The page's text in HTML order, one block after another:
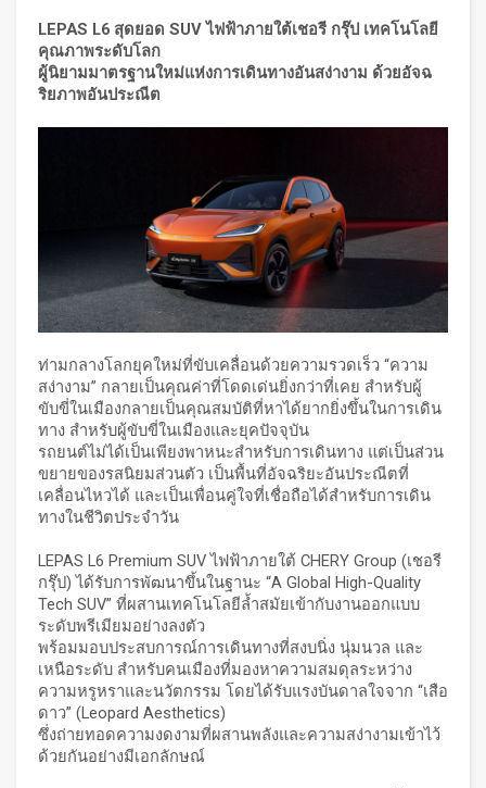
LEPAS L6 สุดยอด SUVไฟฟ้าภายใต้เชอรี กรุ๊ป เทคโนโลยี
คุณภาพระดับโลก
ผู้นิยามมาตรฐานใหม่แห่งการเดินทางอันสง่างาม ด้วยอัจฉ
ริยภาพอันประณีต
ท่ามกลางโลกยุคใหม่ที่ขับเคลื่อนด้วยความรวดเร็ว “ความ
สง่างาม” กลายเป็นคุณค่าที่โดดเด่นยิ่งกว่าที่เคย สำหรับผู้
ขับขี่ในเมืองกลายเป็นคุณสมบัติที่หาได้ยากยิ่งขึ้นในการเดิน
ทาง สำหรับผู้ขับขี่ในเมืองและยุคปัจจุบัน
รถยนต์ไม่ได้เป็นเพียงพาหนะสำหรับการเดินทาง แต่เป็นส่วน
ขยายของรสนิยมส่วนตัว เป็นพื้นที่อัจฉริยะอันประณีตที่
เคลื่อนไหวได้ และเป็นเพื่อนคู่ใจที่เชื่อถือได้สำหรับการเดิน
ทางในชีวิตประจำวัน
LEPAS L6 Premium SUV ไฟฟ้าภายใต้ CHERY Group (เชอรี
กรุ๊ป) ได้รับการพัฒนาขึ้นในฐานะ “A Global High-Quality
Tech SUV” ที่ผสานเทคโนโลยีล้ำสมัยเข้ากับงานออกแบบ
ระดับพรีเมียมอย่างลงตัว
พร้อมมอบประสบการณ์การเดินทางที่สงบนิ่ง นุ่มนวล และ
เหนือระดับ สำหรับคนเมืองที่มองหาความสมดุลระหว่าง
ความหรูหราและนวัตกรรม โดยได้รับแรงบันดาลใจจาก “เสือ
ดาว” (Leopard Aesthetics)
ซึ่งถ่ายทอดความงดงามที่ผสานพลังและความสง่างามเข้าไว้
ด้วยกันอย่างมีเอกลักษณ์